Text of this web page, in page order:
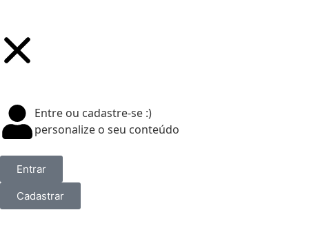
Entre ou cadastre-se :)
personalize o seu conteúdo
Entrar
Cadastrar